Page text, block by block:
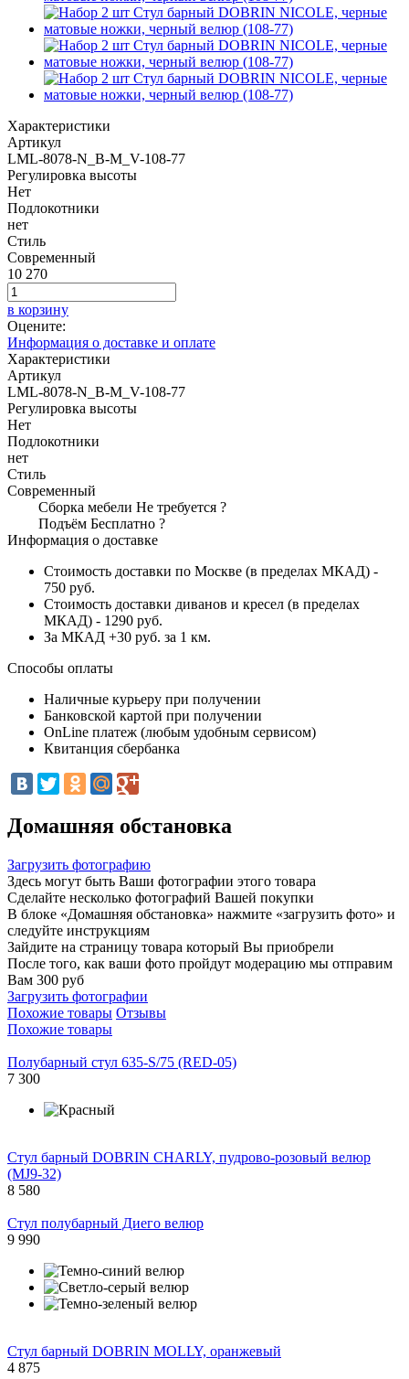
Характеристики
Артикул
LML-8078-N_B-M_V-108-77
Регулировка высоты
Нет
Подлокотники
нет
Стиль
Современный
10 270
в корзину
Оцените:
Информация о доставке и оплате
Характеристики
Артикул
LML-8078-N_B-M_V-108-77
Регулировка высоты
Нет
Подлокотники
нет
Стиль
Современный
Сборка мебели Не требуется ?
Подъём Бесплатно ?
Информация о доставке
Стоимость доставки по Москве (в пределах МКАД) -
750 руб.
Стоимость доставки диванов и кресел (в пределах
МКАД) - 1290 руб.
За МКАД +30 руб. за 1 км.
Способы оплаты
Наличные курьеру при получении
Банковской картой при получении
OnLine платеж (любым удобным сервисом)
Квитанция сбербанка
Домашняя обстановка
Загрузить фотографию
Здесь могут быть Ваши фотографии этого товара
Сделайте несколько фотографий Вашей покупки
В блоке «Домашняя обстановка» нажмите «загрузить фото» и
следуйте инструкциям
Зайдите на страницу товара который Вы приобрели
После того, как ваши фото пройдут модерацию мы отправим
Вам 300 руб
Загрузить фотографии
Похожие товары Отзывы
Похожие товары
Полубарный стул 635-S/75 (RED-05)
7 300
Стул барный DOBRIN CHARLY, пудрово-розовый велюр
(MJ9-32)
8 580
Стул полубарный Диего велюр
9 990
Стул барный DOBRIN MOLLY, оранжевый
4 875